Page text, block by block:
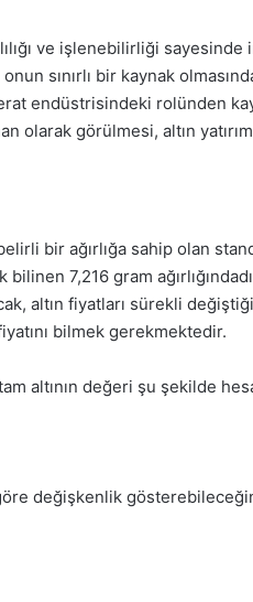
ve işlenebilirliği sayesinde
sınırlı bir kaynak
endüstrisindeki rolünden
görülmesi, altın
bir ağırlığa sahip olan
7,216 gram
altın fiyatları sürekli
bilmek gerekmektedir.
altının değeri şu şekilde
değişkenlik